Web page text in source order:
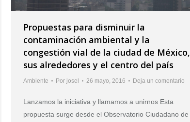
Propuestas para disminuir la
contaminación ambiental y la
congestión vial de la ciudad de México,
sus alrededores y el centro del país
Ambiente Por josel 26 mayo, 2016 Deja un comentario
Lanzamos la iniciativa y llamamos a unirnos Esta
propuesta surge desde el Observatorio Ciudadano de